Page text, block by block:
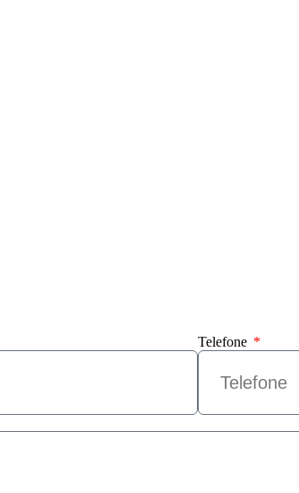
Telefone